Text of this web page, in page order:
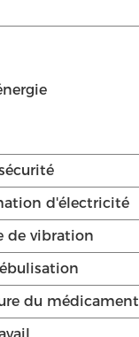
d'électricité
de vibration
du médicament